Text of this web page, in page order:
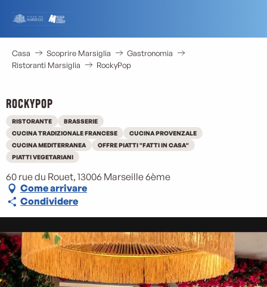
contenu
principal
Casa Scoprire Marsiglia
Gastronomia
Ristoranti Marsiglia
RockyPop
RockyPop
RISTORANTE
BRASSERIE
CUCINA TRADIZIONALE FRANCESE
CUCINA PROVENZALE
CUCINA MEDITERRANEA
OFFRE PIATTI "FATTI IN CASA"
PIATTI VEGETARIANI
60 rue du Rouet, 13006 Marseille 6ème
Come arrivare
Condividere